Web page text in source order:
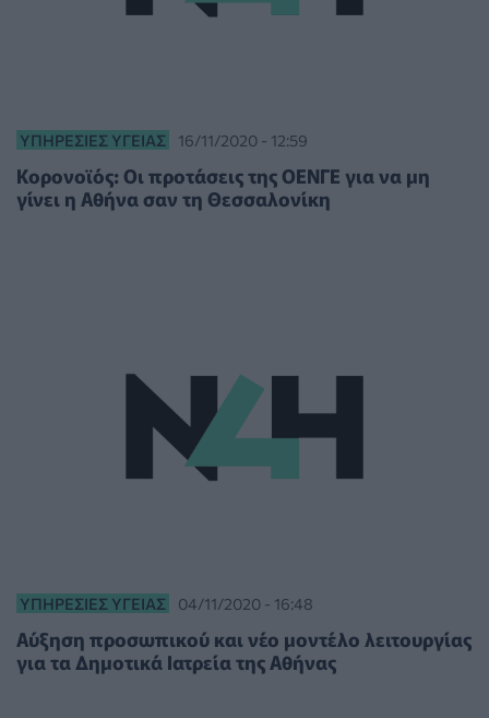
ΥΠΗΡΕΣΊΕΣ ΥΓΕΊΑΣ 16/11/2020 - 12:59
Κορονοϊός: Οι προτάσεις της ΟΕΝΓΕ για να μη
γίνει η Αθήνα σαν τη Θεσσαλονίκη
ΥΠΗΡΕΣΊΕΣ ΥΓΕΊΑΣ 04/11/2020 - 16:48
Αύξηση προσωπικού και νέο μοντέλο λειτουργίας
για τα Δημοτικά Ιατρεία της Αθήνας